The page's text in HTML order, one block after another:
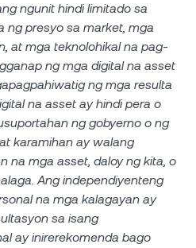
ngunit hindi limitado sa
ng presyo sa market, mga
at mga teknolohikal na pag-
ng mga digital na asset
ng mga resulta
na asset ay hindi pera o
ng gobyerno o ng
karamihan ay walang
na mga asset, daloy ng kita, o
Ang independiyenteng
na mga kalagayan ay
sa isang
ay inirerekomenda bago